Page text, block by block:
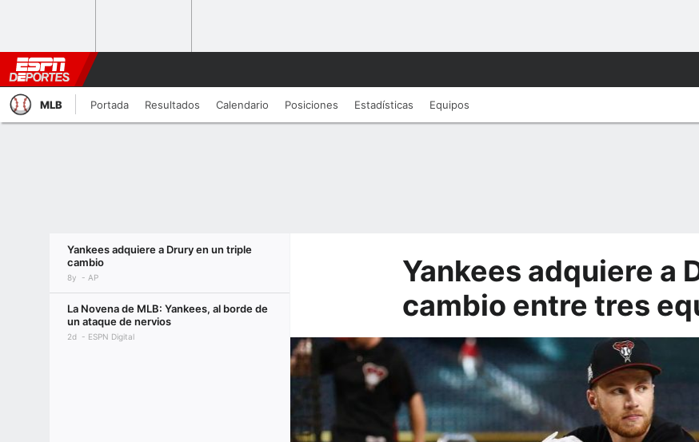
MLB Portada Resultados Calendario Posiciones Estadísticas Equipos
Yankees adquiere a Drury en un triple
cambio
8y AP
La Novena de MLB: Yankees, al borde de
un ataque de nervios
2d ESPN Digital
Yankees adquiere a
cambio entre tres